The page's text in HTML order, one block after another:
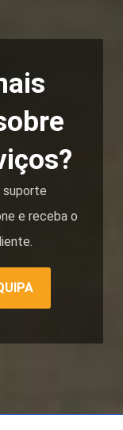
suporte
e receba o